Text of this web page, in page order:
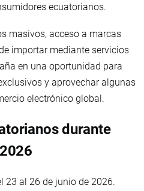
ecuatorianos.
masivos, acceso a marcas
importar mediante servicios
en una oportunidad para
y aprovechar algunas
electrónico global.
durante
23 al 26 de junio de 2026.